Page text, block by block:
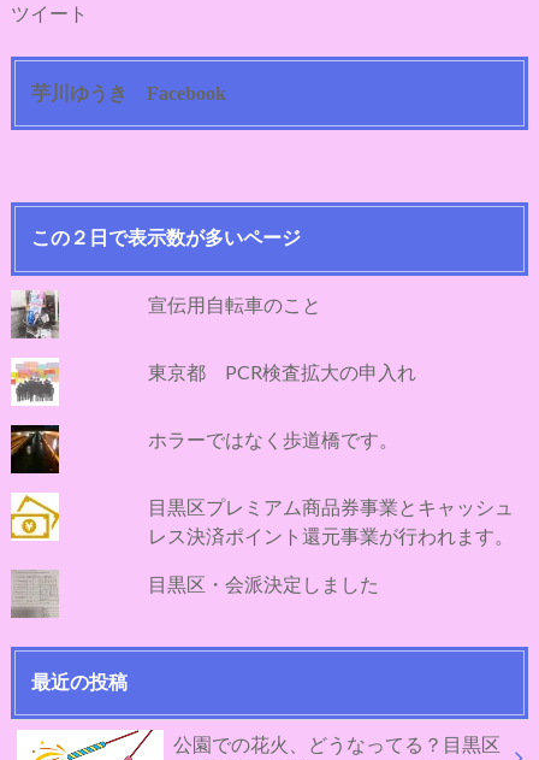
ツイート
芋川ゆうき Facebook
この２日で表示数が多いページ
宣伝用自転車のこと
東京都 PCR検査拡大の申入れ
ホラーではなく歩道橋です。
目黒区プレミアム商品券事業とキャッシュ
レス決済ポイント還元事業が行われます。
目黒区・会派決定しました
最近の投稿
公園での花火、どうなってる？目黒区